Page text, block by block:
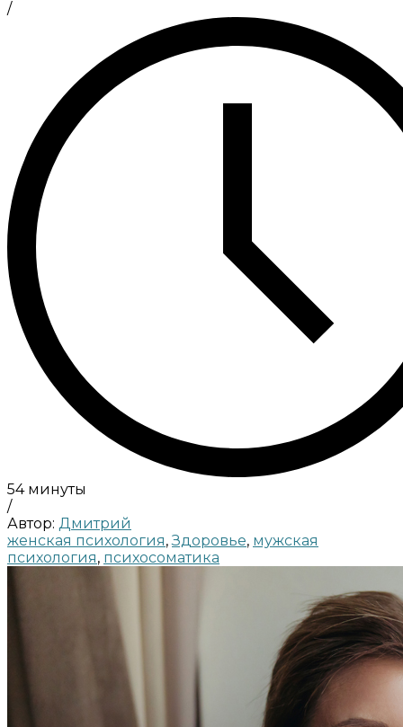
/
54 минуты
/
Автор: Дмитрий
женская психология,Здоровье, мужская
психология, психосоматика